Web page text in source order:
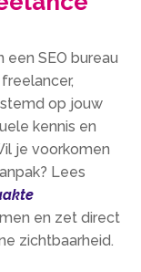
SEO bureau
op jouw
kennis en
je voorkomen
Lees
en zet direct
zichtbaarheid.​